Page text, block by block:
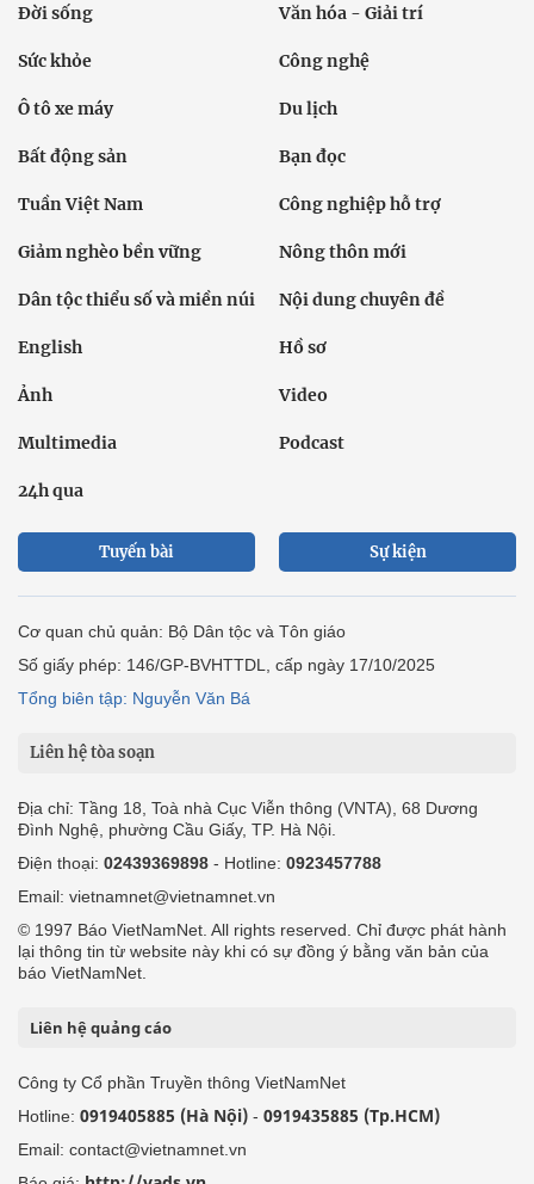
Đời sống Văn hóa - Giải trí
Sức khỏe Công nghệ
Ô tô xe máy Du lịch
Bất động sản Bạn đọc
Tuần Việt Nam Công nghiệp hỗ trợ
Giảm nghèo bền vững Nông thôn mới
Dân tộc thiểu số và miền núi Nội dung chuyên đề
English Hồ sơ
Ảnh Video
Multimedia Podcast
24h qua
Tuyến bài Sự kiện
Cơ quan chủ quản: Bộ Dân tộc và Tôn giáo
Số giấy phép: 146/GP-BVHTTDL, cấp ngày 17/10/2025
Tổng biên tập: Nguyễn Văn Bá
Liên hệ tòa soạn
Địa chỉ: Tầng 18, Toà nhà Cục Viễn thông (VNTA), 68 Dương
Đình Nghệ, phường Cầu Giấy, TP. Hà Nội.
Điện thoại: 02439369898 - Hotline: 0923457788
Email: vietnamnet@vietnamnet.vn
© 1997 Báo VietNamNet. All rights reserved. Chỉ được phát hành
lại thông tin từ website này khi có sự đồng ý bằng văn bản của
báo VietNamNet.
Liên hệ quảng cáo
Công ty Cổ phần Truyền thông VietNamNet
Hotline: 0919405885 (Hà Nội) - 0919435885 (Tp.HCM)
Email: contact@vietnamnet.vn